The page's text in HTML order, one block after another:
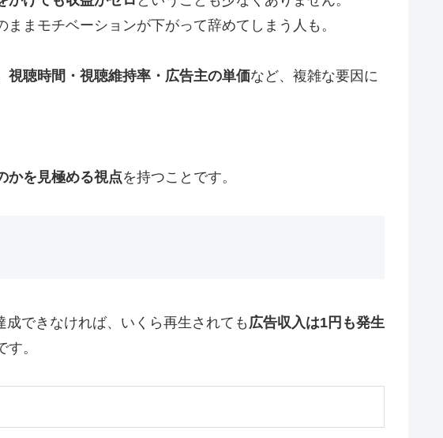
まモチベーションが下がって辞めてしまう人も。
視聴時間・視聴維持率・広告主の単価など、複雑な要因に
かを見極める視点を持つことです。
できなければ、いくら再生されても 広告収入は1円も発生
。